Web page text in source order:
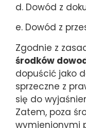
d. Dowód z
e. Dowód z
Zgodnie z
środków
dopuścić jako
sprzeczne z
się do
Zatem, poza
wymienionymi